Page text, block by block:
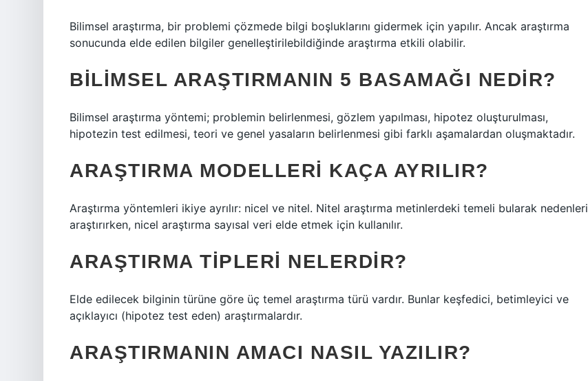
Bilimsel araştırma, bir problemi çözmede bilgi boşluklarını gidermek için yapılır. Ancak araştırma
sonucunda elde edilen bilgiler genelleştirilebildiğinde araştırma etkili olabilir.
BILIMSEL ARAŞTIRMANIN 5 BASAMAĞI NEDIR?
Bilimsel araştırma yöntemi; problemin belirlenmesi, gözlem yapılması, hipotez oluşturulması,
hipotezin test edilmesi, teori ve genel yasaların belirlenmesi gibi farklı aşamalardan oluşmaktadır.
ARAŞTIRMA MODELLERI KAÇA AYRILIR?
Araştırma yöntemleri ikiye ayrılır: nicel ve nitel. Nitel araştırma metinlerdeki temeli bularak nedenleri
araştırırken, nicel araştırma sayısal veri elde etmek için kullanılır.
ARAŞTIRMA TIPLERI NELERDIR?
Elde edilecek bilginin türüne göre üç temel araştırma türü vardır. Bunlar keşfedici, betimleyici ve
açıklayıcı (hipotez test eden) araştırmalardır.
ARAŞTIRMANIN AMACI NASIL YAZILIR?